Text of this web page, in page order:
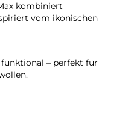
kombiniert
vom ikonischen
– perfekt für
Der integrierte